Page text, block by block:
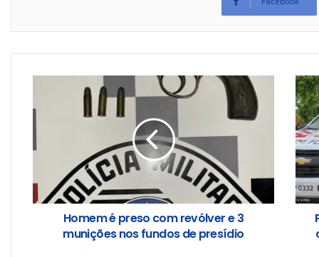
Homem é preso com revólver e 3
munições nos fundos de presídio